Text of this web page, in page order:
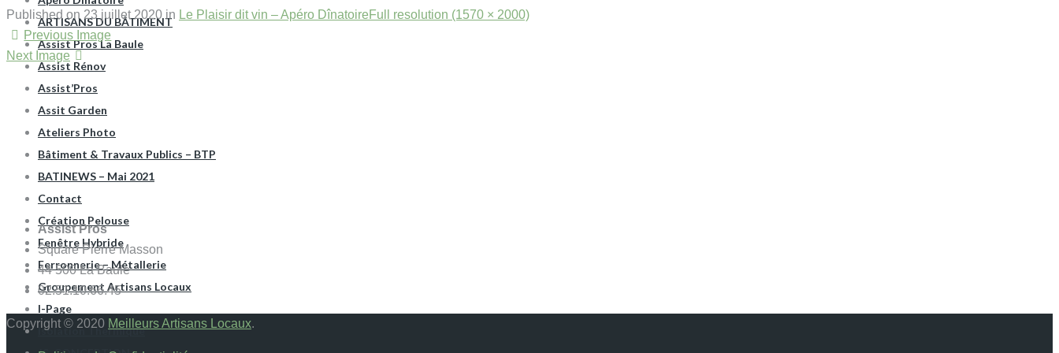
ARTISANS DU BÂTIMENT
Assist Pros La Baule
Assist Rénov
Assist’Pros
Assit Garden
Ateliers Photo
Bâtiment & Travaux Publics – BTP
BATINEWS – Mai 2021
Contact
Création Pelouse
Fenêtre Hybride
Ferronnerie – Métallerie
Groupement Artisans Locaux
I-Page
Isolation Thermique
Published on 23 juillet 2020 in Le Plaisir dit vin – Apéro DînatoireFull resolution (1570 × 2000)
Previous Image
Next Image
Assist Pros
Square Pierre Masson
44 500 La Baule
02.51.10.66.45
Copyright © 2020 Meilleurs Artisans Locaux.